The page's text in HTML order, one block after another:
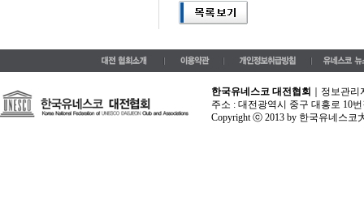
한국유네스코 대전협회
｜정보관리
주소 : 대전광역시 중구 대흥로 10
Copyright ⓒ 2013 by 한국유네스코